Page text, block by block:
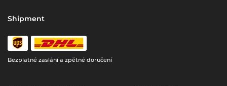
Shipment
Bezplatné zaslání a zpětné doručení